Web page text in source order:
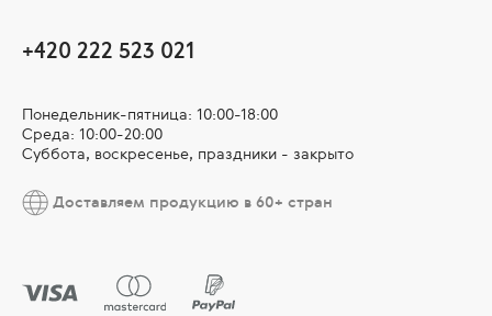
+420 222 523 021
Понедельник-пятница: 10:00-18:00
Среда: 10:00-20:00
Суббота, воскресенье, праздники - закрыто
Доставляем продукцию в 60+ стран